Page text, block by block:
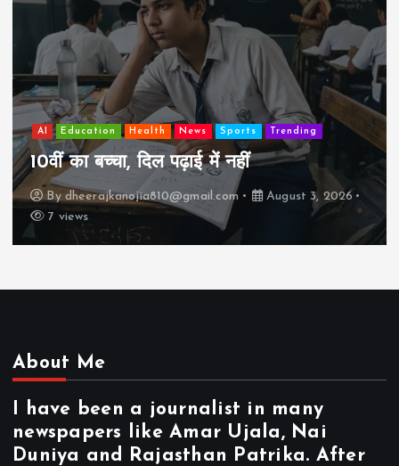
AI Education Lifestyle Mutual fund society Travel
झुग्गी में रहने वाला 10,000 कमाने वाले का बच्चा
कैसे “बड़ा आदमी” बन सकता है?
By dheerajkanojia810@gmail.com
August 2, 2026
17 views
About Me
I have been a journalist in many
newspapers like Amar Ujala, Nai
Duniya and Rajasthan Patrika. After